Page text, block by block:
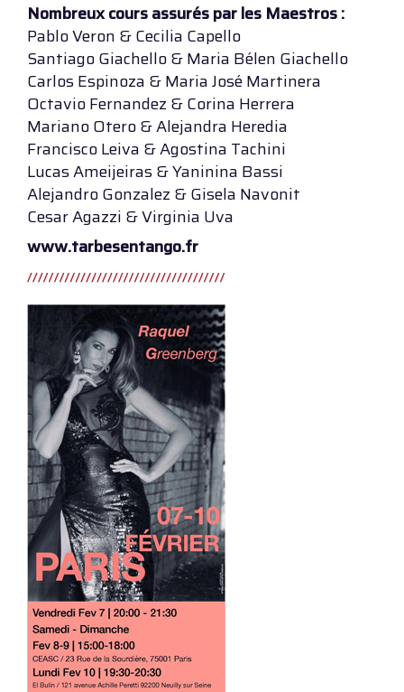
Nombreux cours assurés par les Maestros :
Pablo Veron & Cecilia Capello
Santiago Giachello & Maria Bélen Giachello
Carlos Espinoza & Maria José Martinera
Octavio Fernandez & Corina Herrera
Mariano Otero & Alejandra Heredia
Francisco Leiva & Agostina Tachini
Lucas Ameijeiras & Yaninina Bassi
Alejandro Gonzalez & Gisela Navonit
Cesar Agazzi & Virginia Uva
www.tarbesentango.fr